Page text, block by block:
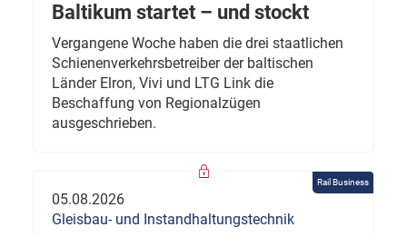
Baltikum startet – und stockt
Vergangene Woche haben die drei staatlichen
Schienenverkehrsbetreiber der baltischen
Länder Elron, Vivi und LTG Link die
Beschaffung von Regionalzügen
ausgeschrieben.
Rail Business
05.08.2026
Gleisbau- und Instandhaltungstechnik